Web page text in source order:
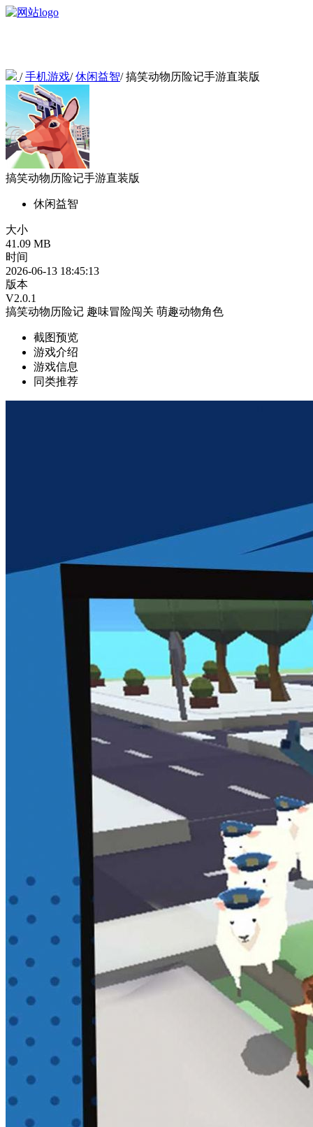
/手机游戏/休闲益智/搞笑动物历险记手游直装版
搞笑动物历险记手游直装版
休闲益智
大小
41.09 MB
时间
2026-06-13 18:45:13
版本
V2.0.1
搞笑动物历险记 趣味冒险闯关 萌趣动物角色
截图预览
游戏介绍
游戏信息
同类推荐